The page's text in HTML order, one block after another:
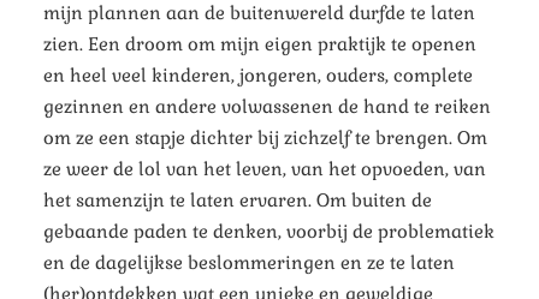
mijn plannen aan de buitenwereld durfde te laten
zien. Een droom om mijn eigen praktijk te openen
en heel veel kinderen, jongeren, ouders, complete
gezinnen en andere volwassenen de hand te reiken
om ze een stapje dichter bij zichzelf te brengen. Om
ze weer de lol van het leven, van het opvoeden, van
het samenzijn te laten ervaren. Om buiten de
gebaande paden te denken, voorbij de problematiek
en de dagelijkse beslommeringen en ze te laten
(her)ontdekken wat een unieke en geweldige